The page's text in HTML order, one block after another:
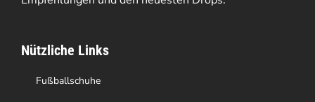
können
der
Produktseite
Nützliche Links
Fußballschuhe